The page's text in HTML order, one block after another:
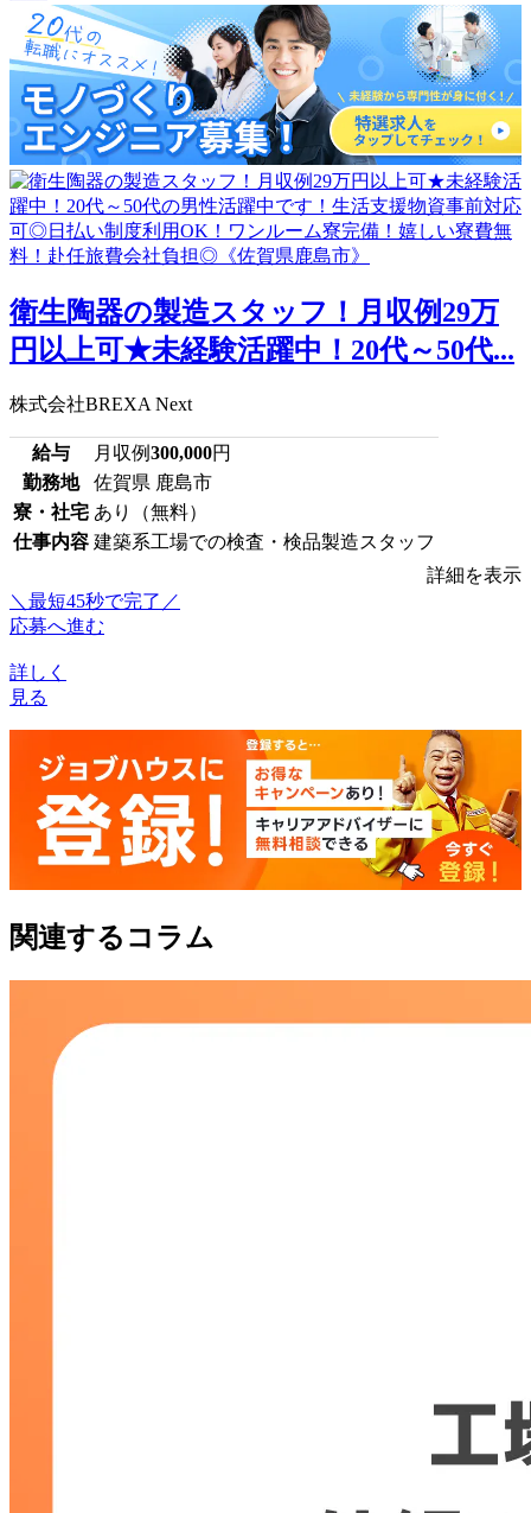
衛生陶器の製造スタッフ！月収例29万
円以上可★未経験活躍中！20代～50代...
株式会社BREXA Next
給与 月収例300,000円
勤務地
佐賀県 鹿島市
寮・社宅 あり（無料）
仕事内容 建築系工場での検査・検品製造スタッフ
詳細を表示
＼最短45秒で完了／
応募へ進む
詳しく
見る
関連するコラム